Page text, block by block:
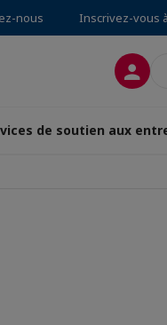
nous Inscrivez-vous
de soutien aux